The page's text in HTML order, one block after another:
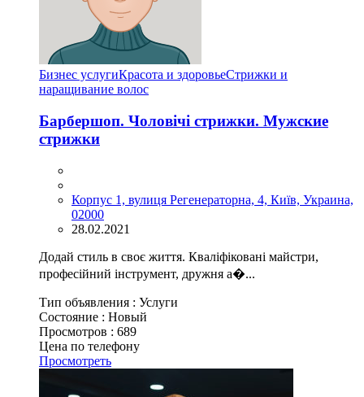
Бизнес услугиКрасота и здоровьеСтрижки и
наращивание волос
Барбершоп. Чоловічі стрижки. Мужские
стрижки
Корпус 1, вулиця Регенераторна, 4, Київ, Украина,
02000
28.02.2021
Додай стиль в своє життя. Кваліфіковані майстри,
професійний інструмент, дружня а�...
Тип объявления : Услуги
Состояние : Новый
Просмотров : 689
Цена по телефону
Просмотреть